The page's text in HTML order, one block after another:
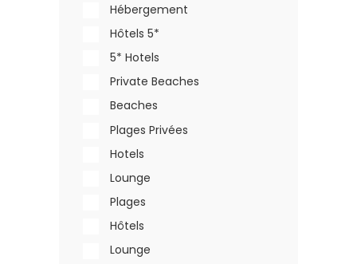
Hébergement
Hôtels 5*
5* Hotels
Private Beaches
Beaches
Plages Privées
Hotels
Lounge
Plages
Hôtels
Lounge